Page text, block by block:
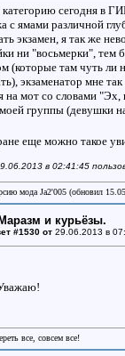
сегодня в
с ямами различной
экзамен, я так же
ни "восьмерки", тем
(которые там чуть
экзаменатор мне
на мот со словами
группы (девушки
еще можно такое
в 02:41:45
мода Ja2'005 (обновил
и курьёзы.
#1530 от29.06.2013 в
все, совсем все!